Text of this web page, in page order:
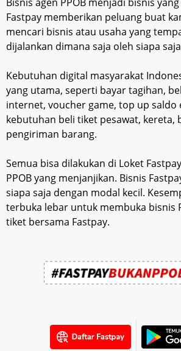
Fastpay memberikan peluang buat
mencari bisnis atau usaha yang
dijalankan dimana saja oleh siapa
Kebutuhan digital masyarakat
yang utama, seperti bayar tagihan,
internet, voucher game, top up saldo
kebutuhan beli tiket pesawat, kereta,
pengiriman barang.
Semua bisa dilakukan di Loket
PPOB yang menjanjikan. Bisnis
siapa saja dengan modal kecil.
terbuka lebar untuk membuka bisnis
tiket bersama Fastpay.